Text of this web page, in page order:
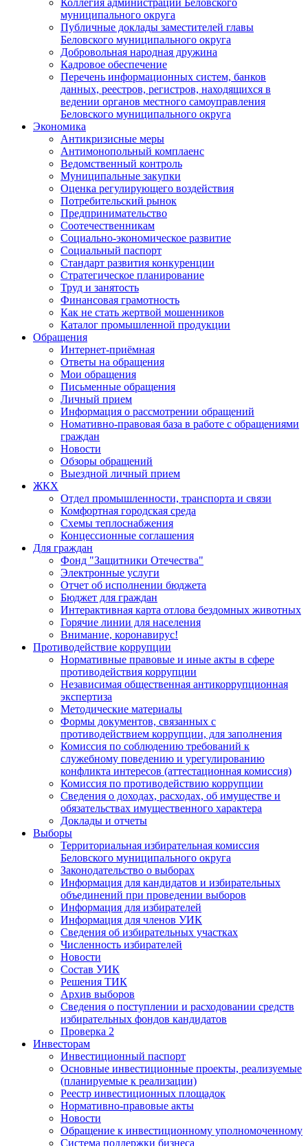
Коллегия администрации Беловского
муниципального округа
Публичные доклады заместителей главы
Беловского муниципального округа
Добровольная народная дружина
Кадровое обеспечение
Перечень информационных систем, банков
данных, реестров, регистров, находящихся в
ведении органов местного самоуправления
Беловского муниципального округа
Экономика
Антикризисные меры
Антимонопольный комплаенс
Ведомственный контроль
Муниципальные закупки
Оценка регулирующего воздействия
Потребительский рынок
Предпринимательство
Соотечественникам
Социально-экономическое развитие
Социальный паспорт
Стандарт развития конкуренции
Стратегическое планирование
Труд и занятость
Финансовая грамотность
Как не стать жертвой мошенников
Каталог промышленной продукции
Обращения
Интернет-приёмная
Ответы на обращения
Мои обращения
Письменные обращения
Личный прием
Информация о рассмотрении обращений
Номативно-правовая база в работе с обращениями
граждан
Новости
Обзоры обращений
Выездной личный прием
ЖКХ
Отдел промышленности, транспорта и связи
Комфортная городская среда
Схемы теплоснабжения
Концессионные соглашения
Для граждан
Фонд "Защитники Отечества"
Электронные услуги
Отчет об исполнении бюджета
Бюджет для граждан
Интерактивная карта отлова бездомных животных
Горячие линии для населения
Внимание, коронавирус!
Противодействие коррупции
Нормативные правовые и иные акты в сфере
противодействия коррупции
Независимая общественная антикоррупционная
экспертиза
Методические материалы
Формы документов, связанных с
противодействием коррупции, для заполнения
Комиссия по соблюдению требований к
служебному поведению и урегулированию
конфликта интересов (аттестационная комиссия)
Комиссия по противодействию коррупции
Сведения о доходах, расходах, об имуществе и
обязательствах имущественного характера
Доклады и отчеты
Выборы
Территориальная избирательная комиссия
Беловского муниципального округа
Законодательство о выборах
Информация для кандидатов и избирательных
объединений при проведении выборов
Информация для избирателей
Информация для членов УИК
Сведения об избирательных участках
Численность избирателей
Новости
Состав УИК
Решения ТИК
Архив выборов
Сведения о поступлении и расходовании средств
избирательных фондов кандидатов
Проверка 2
Инвесторам
Инвестиционный паспорт
Основные инвестиционные проекты, реализуемые
(планируемые к реализации)
Реестр инвестиционных площадок
Нормативно-правовые акты
Новости
Обращение к инвестиционному уполномоченному
Система поддержки бизнеса